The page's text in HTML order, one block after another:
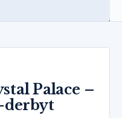
Palace –
derbyt